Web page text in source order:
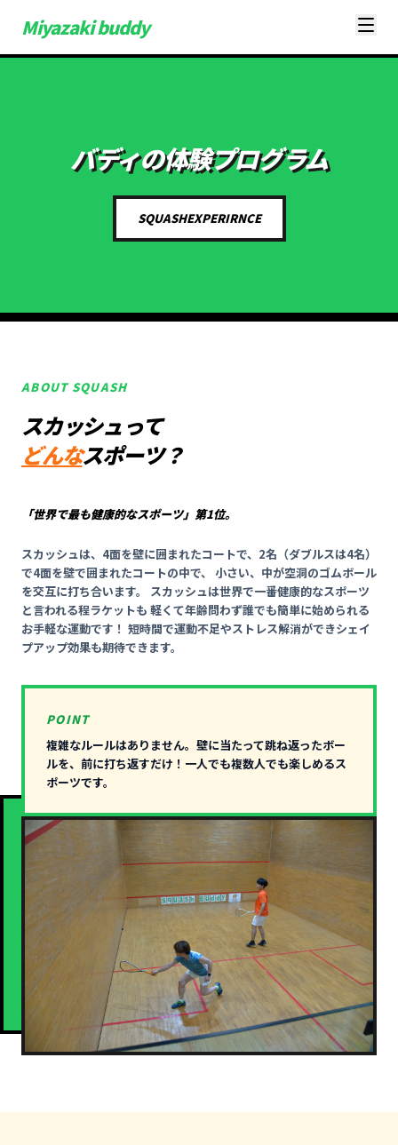
Miyazakibuddy
バディの体験プログラム
SQUASHEXPERIRNCE
ABOUT SQUASH
スカッシュって
どんなスポーツ？
「世界で最も健康的なスポーツ」第1位。
スカッシュは、4面を壁に囲まれたコートで、2名（ダブルスは4名）
で4面を壁で囲まれたコートの中で、 小さい、中が空洞のゴムボール
を交互に打ち合います。 スカッシュは世界で一番健康的なスポーツ
と言われる程ラケットも 軽くて年齢問わず誰でも簡単に始められる
お手軽な運動です！ 短時間で運動不足やストレス解消ができシェイ
プアップ効果も期待できます。
POINT
複雑なルールはありません。壁に当たって跳ね返ったボー
ルを、前に打ち返すだけ！一人でも複数人でも楽しめるス
ポーツです。